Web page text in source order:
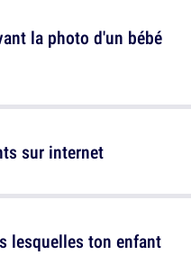
sur internet
la photo d'un bébé
lesquelles ton enfant